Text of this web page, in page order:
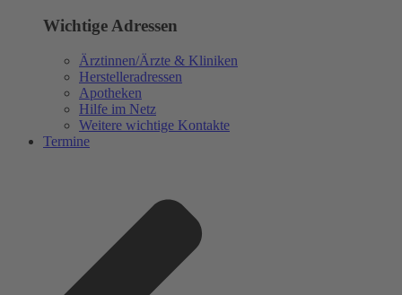
Wichtige Adressen
Ärztinnen/Ärzte & Kliniken
Herstelleradressen
Apotheken
Hilfe im Netz
Weitere wichtige Kontakte
Termine